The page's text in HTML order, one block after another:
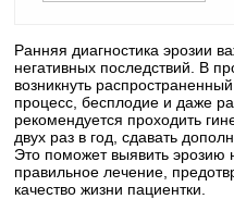
Ранняя диагностика эрозии
негативных последствий. В
возникнуть
процесс, бесплодие и даже
рекомендуется проходить
двух раз в год, сдавать
Это поможет выявить эрозию
правильное лечение,
качество жизни пациентки.